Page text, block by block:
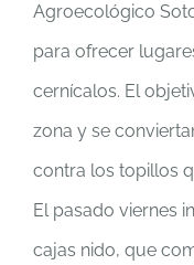
Agroecológico
para ofrecer
cernícalos. El
zona y se
contra los topillos
El pasado viernes
cajas nido, que